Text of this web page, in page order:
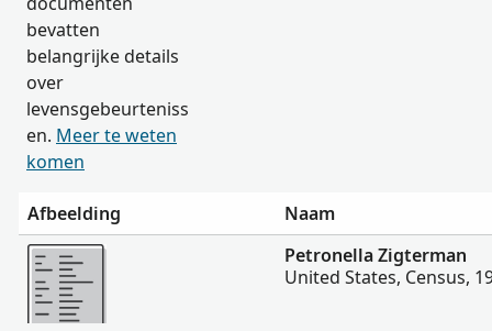
bevatten
belangrijke details
over
levensgebeurteniss
en. Meer te weten
komen
Afbeelding
Naam
Meer
Petronella Zigterman
United States, Census,